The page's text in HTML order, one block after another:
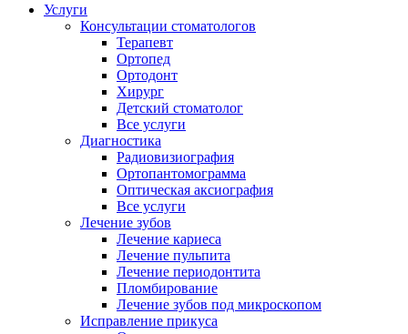
Услуги
Консультации стоматологов
Терапевт
Ортопед
Ортодонт
Хирург
Детский стоматолог
Все услуги
Диагностика
Радиовизиография
Ортопантомограмма
Оптическая аксиография
Все услуги
Лечение зубов
Лечение кариеса
Лечение пульпита
Лечение периодонтита
Пломбирование
Лечение зубов под микроскопом
Исправление прикуса